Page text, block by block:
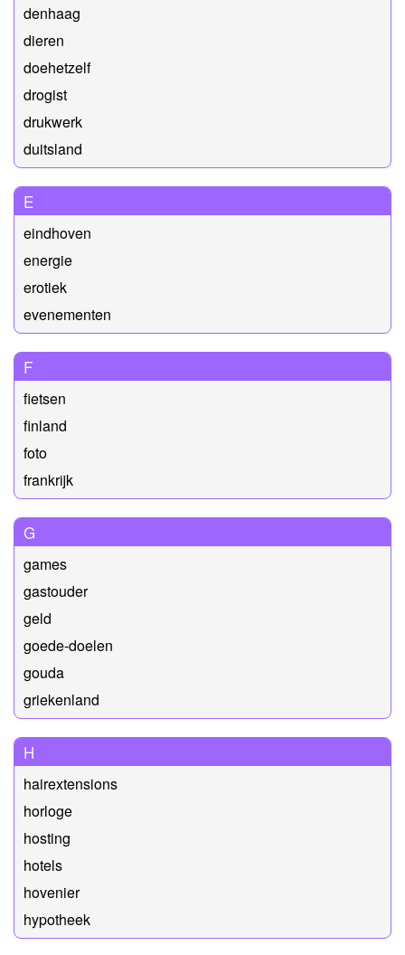
denhaag
dieren
doehetzelf
drogist
drukwerk
duitsland
E
eindhoven
energie
erotiek
evenementen
F
fietsen
finland
foto
frankrijk
G
games
gastouder
geld
goede-doelen
gouda
griekenland
H
hairextensions
horloge
hosting
hotels
hovenier
hypotheek